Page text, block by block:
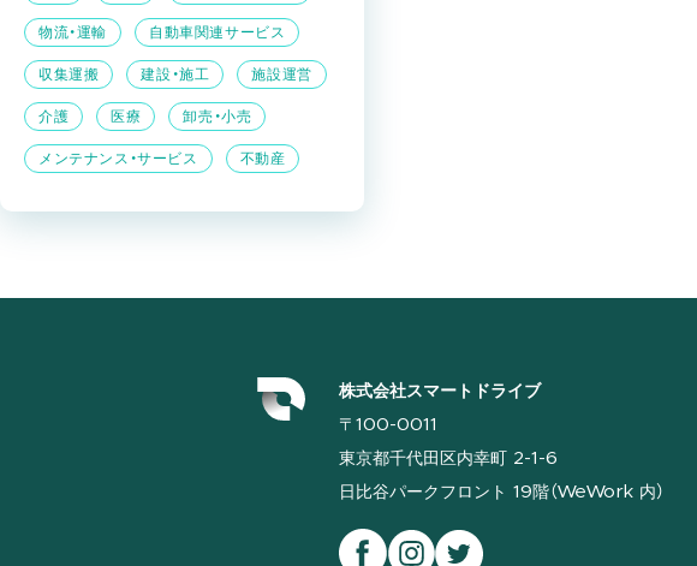
メンテナンス・サービス 不動産
介護 医療 卸売・小売
収集運搬 建設・施工 施設運営
物流・運輸 自動車関連サービス
株式会社スマートドライブ
〒100-0011
東京都千代田区内幸町 2-1-6
日比谷パークフロント 19階（WeWork 内）